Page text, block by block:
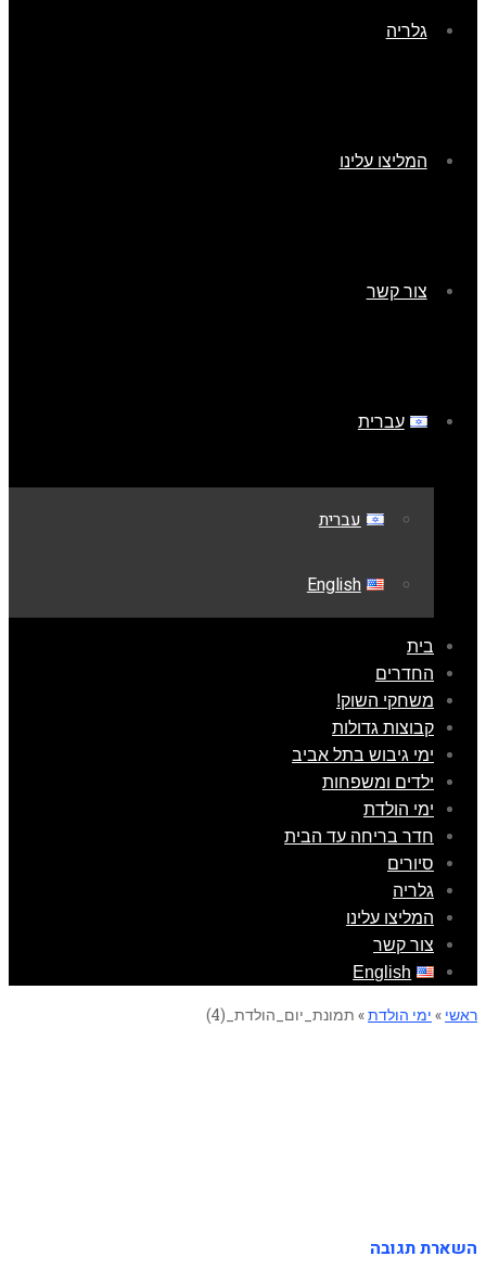
גלריה
המליצו עלינו
צור קשר
עברית
עברית
English
בית
החדרים
משחקי השוק!
קבוצות גדולות
ימי גיבוש בתל אביב
ילדים ומשפחות
ימי הולדת
חדר בריחה עד הבית
סיורים
גלריה
המליצו עלינו
צור קשר
English
ראשי » ימי הולדת» תמונת_יום_הולדת_(4)
השארת תגובה